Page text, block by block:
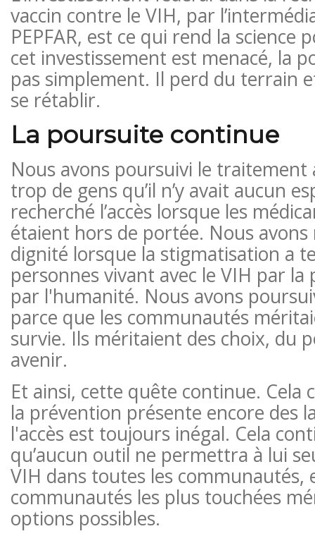
vaccin contre le VIH, par
PEPFAR, est ce qui rend la science
cet investissement est menacé, la
pas simplement. Il perd du terrain
se rétablir.
La poursuite continue
Nous avons poursuivi le traitement
trop de gens qu’il n’y avait aucun
recherché l’accès lorsque les
étaient hors de portée. Nous avons
dignité lorsque la stigmatisation a
personnes vivant avec le VIH par
par l'humanité. Nous avons
parce que les communautés
survie. Ils méritaient des choix, du
avenir.
Et ainsi, cette quête continue. Cela
la prévention présente encore des
l'accès est toujours inégal. Cela
qu’aucun outil ne permettra à lui
VIH dans toutes les communautés,
communautés les plus touchées
options possibles.